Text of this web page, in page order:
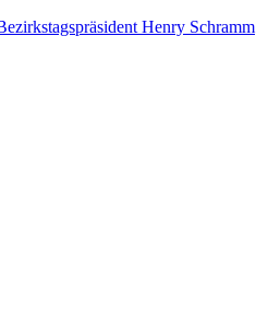
Henry Schramm